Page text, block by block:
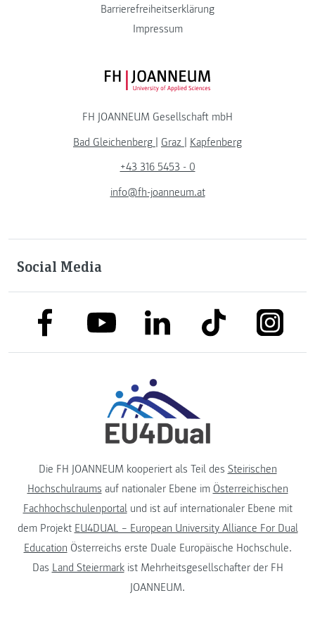
Barrierefreiheitserklärung
Impressum
FH JOANNEUM Logo
FH JOANNEUM Gesellschaft mbH
Bad Gleichenberg | Graz | Kapfenberg
+43 316 5453 - 0
info@fh-joanneum.at
Social Media
link to facebooklink to youtubelink to linkedinlink to tiktok link to
Die FH JOANNEUM kooperiert als Teil des Steirischen
Hochschulraums auf nationaler Ebene im Österreichischen
Fachhochschulenportalund ist auf internationaler Ebene mit
dem Projekt EU4DUAL – European University Alliance For Dual
Education Österreichs erste Duale Europäische Hochschule.
Das Land Steiermarkist Mehrheitsgesellschafter der FH
JOANNEUM.